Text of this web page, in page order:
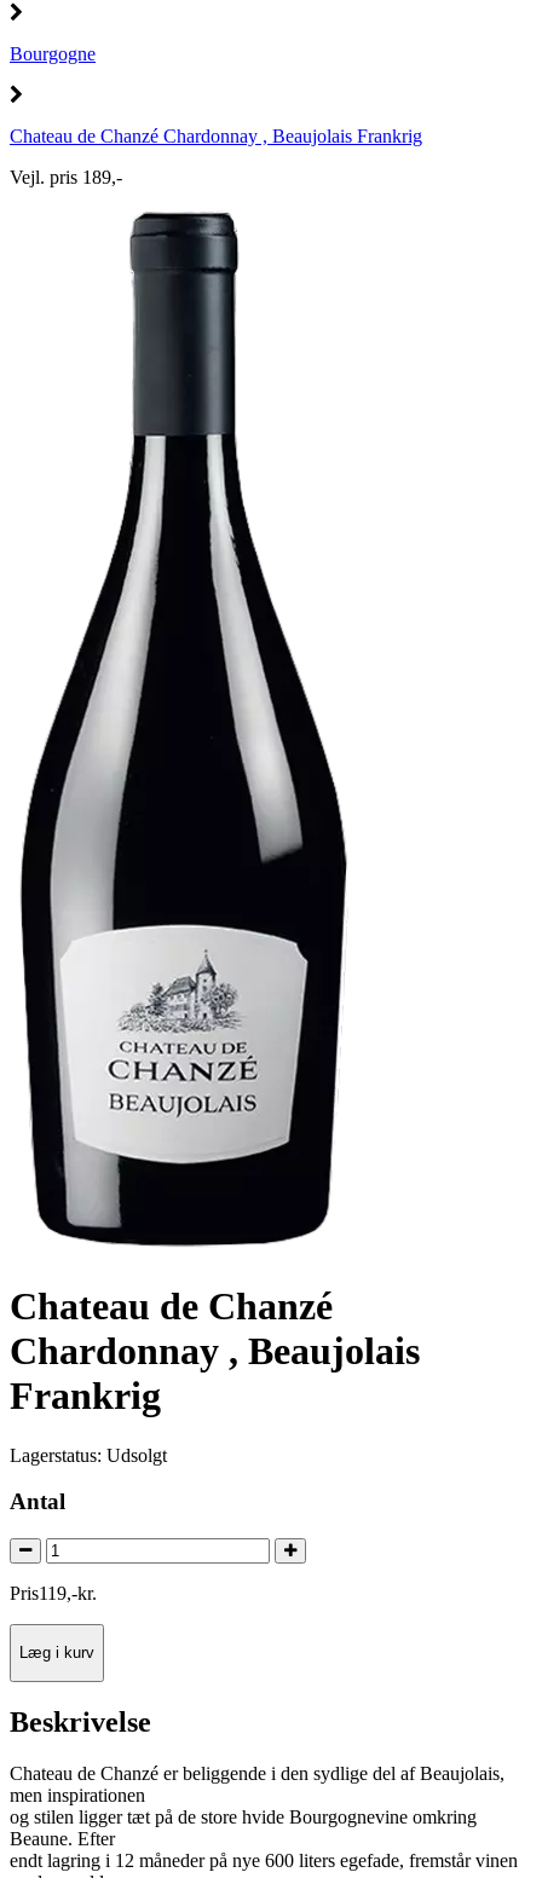
Bourgogne
Chateau de Chanzé Chardonnay , Beaujolais Frankrig
Vejl. pris 189,-
Chateau de Chanzé
Chardonnay , Beaujolais
Frankrig
Lagerstatus: Udsolgt
Antal
Pris119,-kr.
Læg i kurv
Beskrivelse
Chateau de Chanzé er beliggende i den sydlige del af Beaujolais,
men inspirationen
og stilen ligger tæt på de store hvide Bourgognevine omkring
Beaune. Efter
endt lagring i 12 måneder på nye 600 liters egefade, fremstår vinen